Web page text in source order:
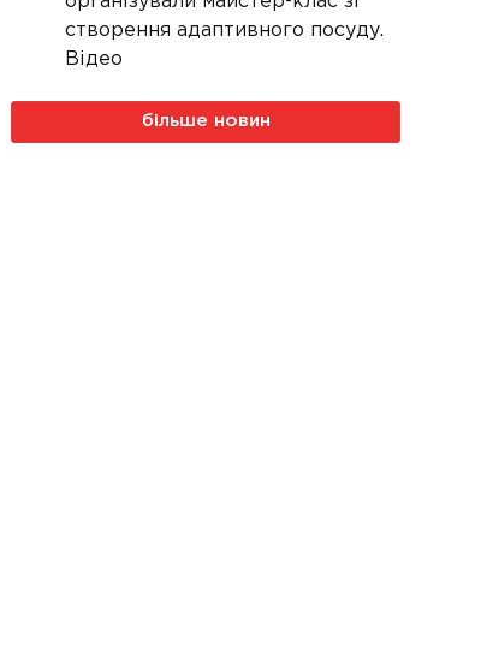
створення адаптивного посуду.
Відео
більше новин